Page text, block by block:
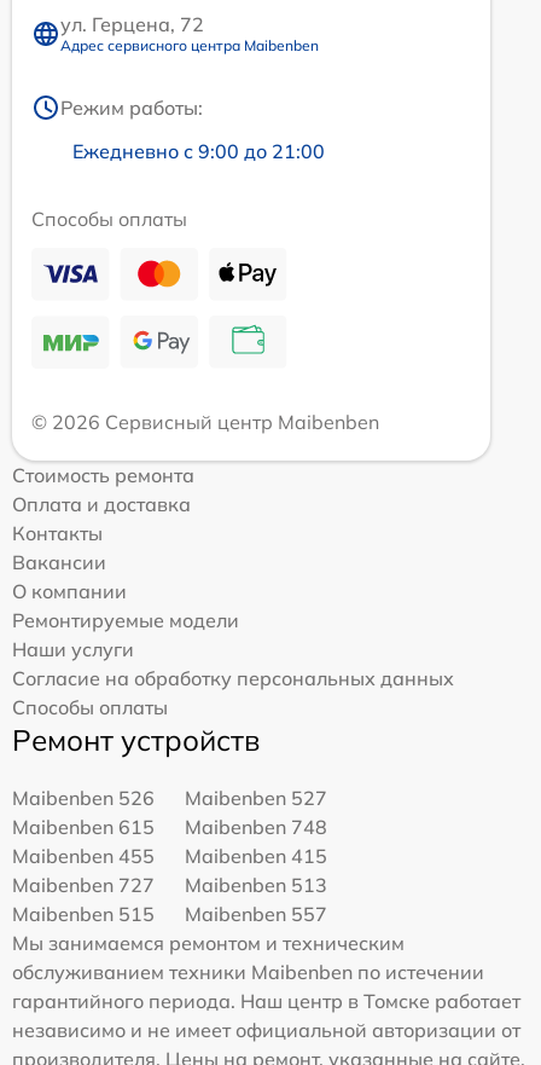
ул. Герцена, 72
Адрес сервисного центра Maibenben
Режим работы:
Ежедневно с 9:00 до 21:00
Способы оплаты
© 2026 Сервисный центр Maibenben
Стоимость ремонта
Оплата и доставка
Контакты
Вакансии
О компании
Ремонтируемые модели
Наши услуги
Согласие на обработку персональных данных
Способы оплаты
Ремонт устройств
Maibenben 526
Maibenben 527
Maibenben 615
Maibenben 748
Maibenben 455
Maibenben 415
Maibenben 727
Maibenben 513
Maibenben 515
Maibenben 557
Мы занимаемся ремонтом и техническим
обслуживанием техники Maibenben по истечении
гарантийного периода. Наш центр в Томске работает
независимо и не имеет официальной авторизации от
производителя. Цены на ремонт, указанные на сайте,